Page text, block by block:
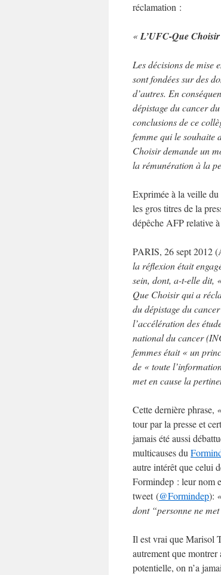
réclamation :
«L’UFC-Que
Les décisions de mise
sont fondées sur des
d’autres. En
dépistage du cancer
conclusions de ce
femme qui le souhaite
Choisir demande un
la rémunération à la
Exprimée à la veille
les gros titres de la
dépêche AFP relative
PARIS, 26 sept 2012
la réflexion était
sein, dont, a-t-elle dit,
Que Choisir qui a
du dépistage du
l’accélération des
national du cancer
femmes était « un
de « toute
met en cause la
Cette dernière phrase,
tour par la presse et
jamais été aussi
multicauses du
autre intérêt que celui
Formindep : leur nom
tweet (@Formindep):
dont “personne ne
Il est vrai que Marisol
autrement que
potentielle, on n’a